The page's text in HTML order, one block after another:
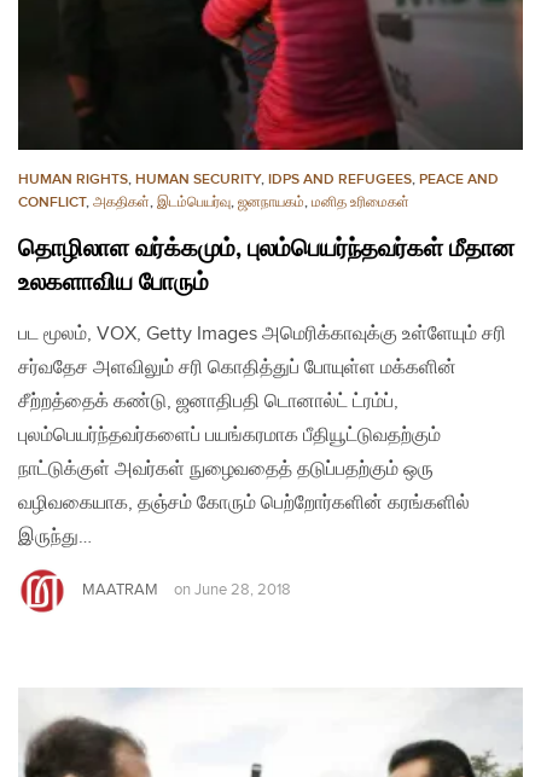
HUMAN RIGHTS, HUMAN SECURITY, IDPS AND REFUGEES, PEACE AND
CONFLICT, அகதிகள், இடம்பெயர்வு, ஜனநாயகம், மனித உரிமைகள்
தொழிலாள வர்க்கமும், புலம்பெயர்ந்தவர்கள் மீதான
உலகளாவிய போரும்
பட மூலம், VOX, Getty Images அமெரிக்காவுக்கு உள்ளேயும் சரி
சர்வதேச அளவிலும் சரி கொதித்துப் போயுள்ள மக்களின்
சீற்றத்தைக் கண்டு, ஜனாதிபதி டொனால்ட் ட்ரம்ப்,
புலம்பெயர்ந்தவர்களைப் பயங்கரமாக பீதியூட்டுவதற்கும்
நாட்டுக்குள் அவர்கள் நுழைவதைத் தடுப்பதற்கும் ஒரு
வழிவகையாக, தஞ்சம் கோரும் பெற்றோர்களின் கரங்களில்
இருந்து…
MAATRAM on June 28, 2018